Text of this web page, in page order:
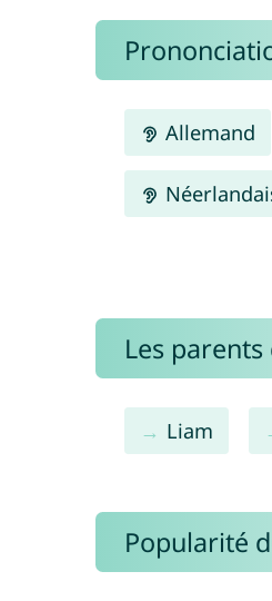
Allemand
Les
Liam
Popularité